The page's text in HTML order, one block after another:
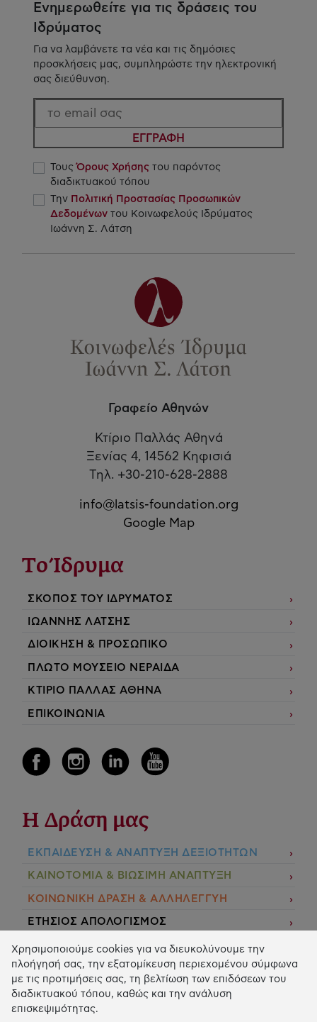
Ενημερωθείτε για τις δράσεις του
Ιδρύματος
Για να λαμβάνετε τα νέα και τις δημόσιες
προσκλήσεις μας, συμπληρώστε την ηλεκτρονική
σας διεύθυνση.
ΕΓΓΡΑΦΗ
ΤουςΌρους Χρήσης του παρόντος
διαδικτυακού τόπου
Την Πολιτική Προστασίας Προσωπικών
Δεδομένων του Κοινωφελούς Ιδρύματος
Ιωάννη Σ. Λάτση
Γραφείο Αθηνών
Κτίριο Παλλάς Αθηνά
Ξενίας 4, 14562 Κηφισιά
Τηλ. +30-210-628-2888
info@latsis-foundation.org
Google Map
Το Ίδρυμα
ΣΚΟΠΟΣ ΤΟΥ ΙΔΡΥΜΑΤΟΣ
ΙΩΑΝΝΗΣ ΛΑΤΣΗΣ
ΔΙΟΙΚΗΣΗ & ΠΡΟΣΩΠΙΚΟ
ΠΛΩΤΟ ΜΟΥΣΕΙΟ ΝΕΡΑΙΔΑ
ΚΤΙΡΙΟ ΠΑΛΛΑΣ ΑΘΗΝΑ
ΕΠΙΚΟΙΝΩΝΙΑ
Η Δράση μας
ΕΚΠΑIΔΕΥΣΗ & ΑΝΑΠΤΥΞΗ ΔΕΞΙΟΤΗΤΩΝ
ΚΑΙΝΟΤΟΜΙΑ & ΒΙΩΣΙΜΗ ΑΝΑΠΤΥΞΗ
ΚΟΙΝΩΝΙΚΗ ΔΡΑΣΗ & ΑΛΛΗΛΕΓΓΥΗ
ΕΤΗΣΙΟΣ ΑΠΟΛΟΓΙΣΜΟΣ
E-LIBRARY
ΧΡΗΜΑΤΟΔΟΤΗΣΕΙΣ
ΑΙΤΗΣΗ ΧΡΗΜΑΤΟΔΟΤΗΣΗΣ
Χρησιμοποιούμε cookies για να διευκολύνουμε την
πλοήγησή σας, την εξατομίκευση περιεχομένου σύμφωνα
με τις προτιμήσεις σας, τη βελτίωση των επιδόσεων του
διαδικτυακού τόπου, καθώς και την ανάλυση
επισκεψιμότητας.